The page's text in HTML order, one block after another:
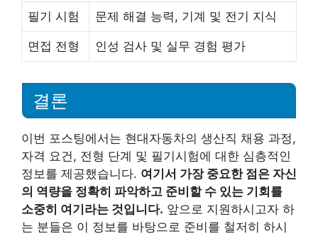
필기 시험 문제 해결 능력, 기계 및 전기 지식
면접 전형 인성 검사 및 실무 경험 평가
결론
이번 포스팅에서는 현대자동차의 생산직 채용 과정,
자격 요건, 전형 단계 및 필기시험에 대한 심층적인
정보를 제공했습니다. 여기서 가장 중요한 점은 자신
의 역량을 정확히 파악하고 준비할 수 있는 기회를
소중히 여기라는 것입니다. 앞으로 지원하시고자 하
는 분들은 이 정보를 바탕으로 준비를 철저히 하시